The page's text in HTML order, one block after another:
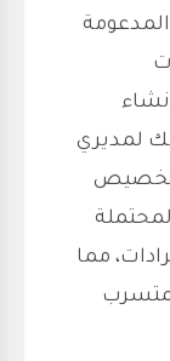
يتيح ذلك لمديري
وتخصيص
مما